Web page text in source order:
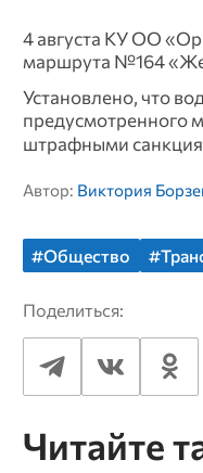
4 августа КУ ОО
маршрута №164
Установлено, что
предусмотренного
штрафными
Автор: Виктория
#Общество
Поделиться:
Читайте